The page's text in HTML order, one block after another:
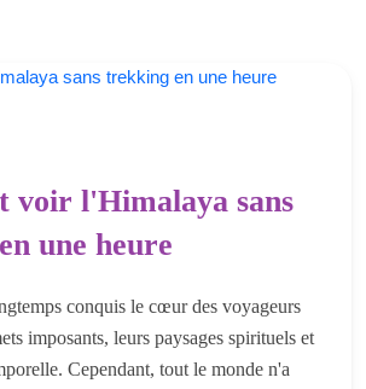
voir l'Himalaya sans
une heure
conquis le cœur des voyageurs
imposants, leurs paysages spirituels et
Cependant, tout le monde n'a